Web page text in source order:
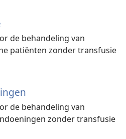
de behandeling van
patiënten zonder transfusie
de behandeling van
zonder transfusie